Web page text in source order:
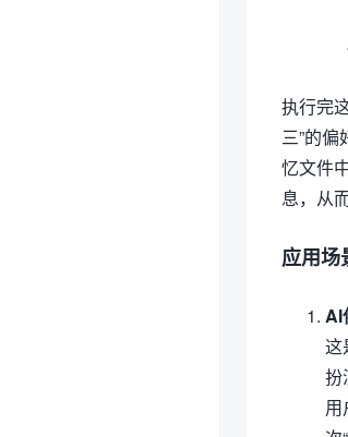
执行完
三”的
忆文件
息，从
应用场
AI
这
扮
用